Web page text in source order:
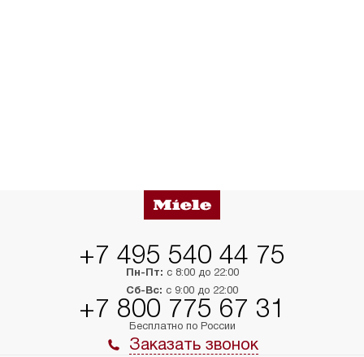
+7 495 540 44 75
Пн-Пт: с 8:00 до 22:00
Сб-Вс: с 9:00 до 22:00
+7 800 775 67 31
Бесплатно по России
Заказать звонок